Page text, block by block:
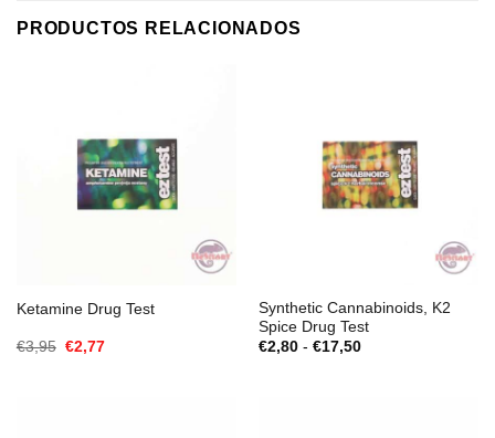
PRODUCTOS RELACIONADOS
Ketamine Drug Test
€3,95 El
€2,77El
Synthetic Cannabinoids, K2
Spice Drug Test
€2,80 - €17,50Rango